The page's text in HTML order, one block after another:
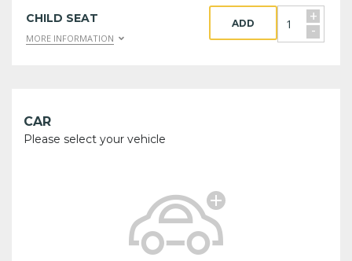
CHILD SEAT
MORE INFORMATION
+
-
ADD
CAR
Please select your vehicle